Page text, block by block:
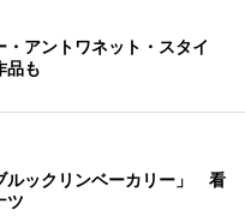
アントワネット・スタイ
品も
ルックリンベーカリー」 看
ツ